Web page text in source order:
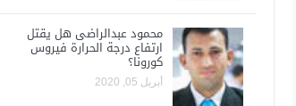
محمود عبدالراضى هل يقتل
ارتفاع درجة الحرارة فيروس
كورونا؟
أبريل 05, 2020